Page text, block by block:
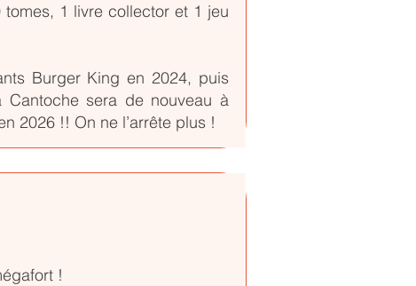
1 livre collector et 1 jeu
Burger King en 2024, puis
Cantoche sera de nouveau à
2026 !! On ne l’arrête plus !
!